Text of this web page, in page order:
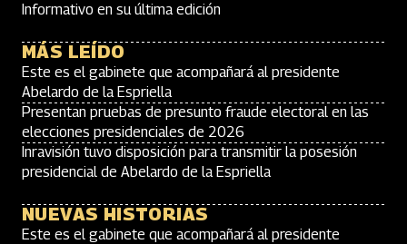
Informativo en su última edición
MÁS LEÍDO
Este es el gabinete que acompañará al presidente
Abelardo de la Espriella
Presentan pruebas de presunto fraude electoral en las
elecciones presidenciales de 2026
Inravisión tuvo disposición para transmitir la posesión
presidencial de Abelardo de la Espriella
NUEVAS HISTORIAS
Este es el gabinete que acompañará al presidente